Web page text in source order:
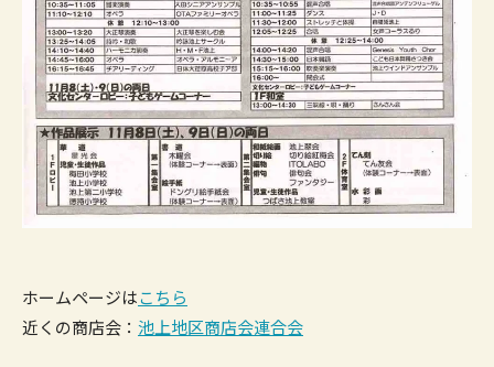
ホームページはこちら
近くの商店会： 池上地区商店会連合会